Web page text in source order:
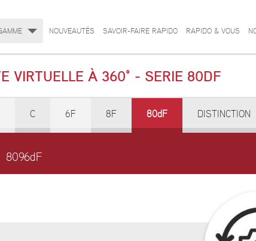
NOUVEAUTÉS SAVOIR-FAIRE RAPIDO RAPIDO & VOUS
VIRTUELLE À 360° - SERIE 80DF
C 6F 8F 80dF DISTINCTION
8096dF